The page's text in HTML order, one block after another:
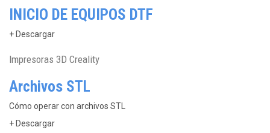
INICIO DE EQUIPOS DTF
+ Descargar
Impresoras 3D Creality
Archivos STL
Cómo operar con archivos STL
+ Descargar